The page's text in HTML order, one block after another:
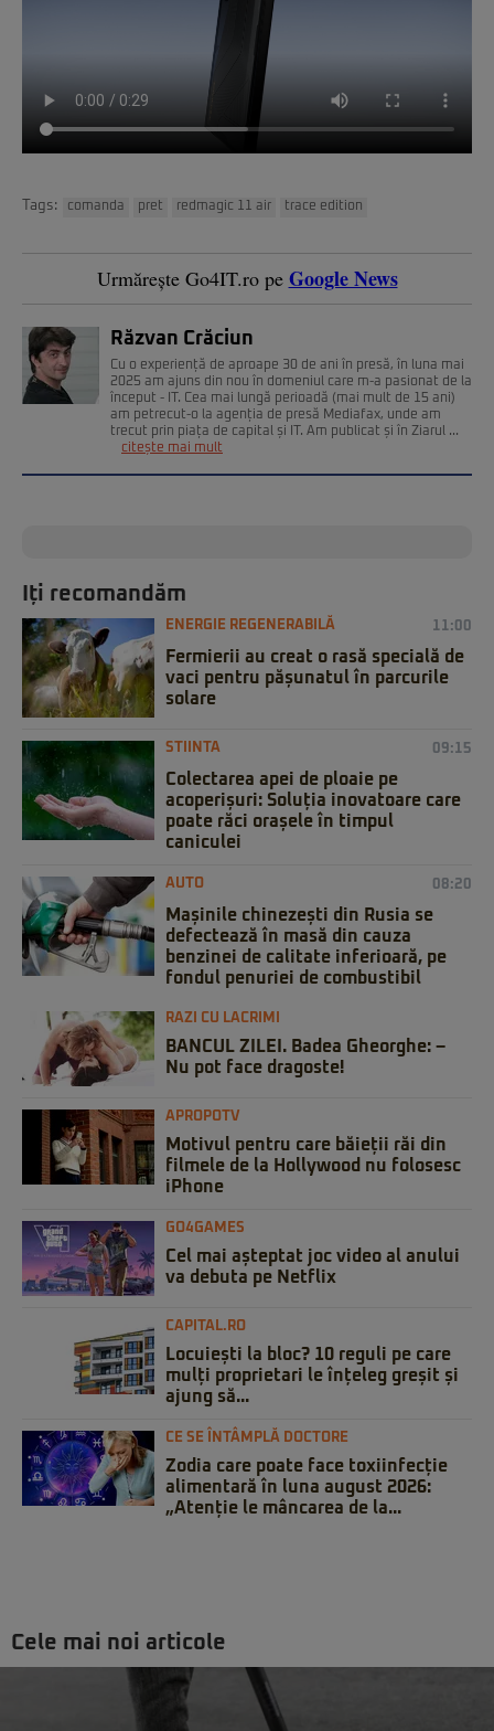
Tags: comanda pret redmagic 11 air trace edition
Urmărește Go4IT.ro pe Google News
Răzvan Crăciun
Cu o experiență de aproape 30 de ani în presă, în luna mai
2025 am ajuns din nou în domeniul care m-a pasionat de la
început - IT. Cea mai lungă perioadă (mai mult de 15 ani)
am petrecut-o la agenția de presă Mediafax, unde am
trecut prin piața de capital și IT. Am publicat și în Ziarul ...
citește mai mult
Iți recomandăm
ENERGIE REGENERABILĂ 11:00
Fermierii au creat o rasă specială de
vaci pentru pășunatul în parcurile
solare
STIINTA 09:15
Colectarea apei de ploaie pe
acoperișuri: Soluția inovatoare care
poate răci orașele în timpul
caniculei
AUTO 08:20
Mașinile chinezești din Rusia se
defectează în masă din cauza
benzinei de calitate inferioară, pe
fondul penuriei de combustibil
RAZI CU LACRIMI
BANCUL ZILEI. Badea Gheorghe: –
Nu pot face dragoste!
APROPOTV
Motivul pentru care băieții răi din
filmele de la Hollywood nu folosesc
iPhone
GO4GAMES
Cel mai așteptat joc video al anului
va debuta pe Netflix
CAPITAL.RO
Locuiești la bloc? 10 reguli pe care
mulți proprietari le înțeleg greșit și
ajung să...
CE SE ÎNTÂMPLĂ DOCTORE
Zodia care poate face toxiinfecție
alimentară în luna august 2026:
„Atenție le mâncarea de la...
Cele mai noi articole